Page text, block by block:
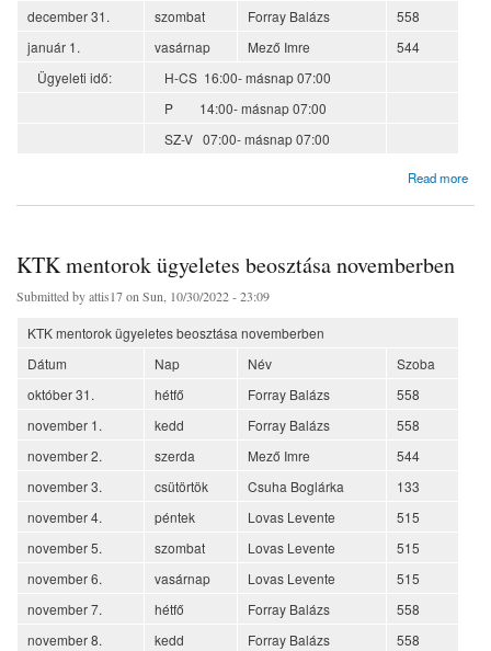
december 31.
szombat Forray Balázs
558
január 1.
vasárnap Mező Imre
544
Ügyeleti idő:
H-CS 16:00- másnap 07:00
P 14:00- másnap 07:00
SZ-V 07:00- másnap 07:00
Read more
KTK mentorok ügyeletes beosztása novemberben
Submitted byattis17on Sun, 10/30/2022 - 23:09
KTK mentorok ügyeletes beosztása novemberben
Dátum
Nap Név
Szoba
október 31.
hétfő Forray Balázs
558
november 1.
kedd Forray Balázs
558
november 2.
szerda Mező Imre
544
november 3.
csütörtök Csuha Boglárka
133
november 4.
péntek Lovas Levente
515
november 5.
szombat Lovas Levente
515
november 6.
vasárnap Lovas Levente
515
november 7.
hétfő Forray Balázs
558
november 8.
kedd Forray Balázs 558